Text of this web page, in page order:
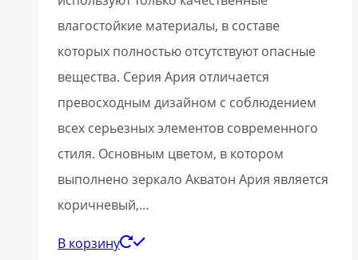
влагостойкие материалы, в составе
которых полностью отсутствуют опасные
вещества. Серия Ария отличается
превосходным дизайном с соблюдением
всех серьезных элементов современного
стиля. Основным цветом, в котором
выполнено зеркало Акватон Ария является
коричневый,…
В корзину